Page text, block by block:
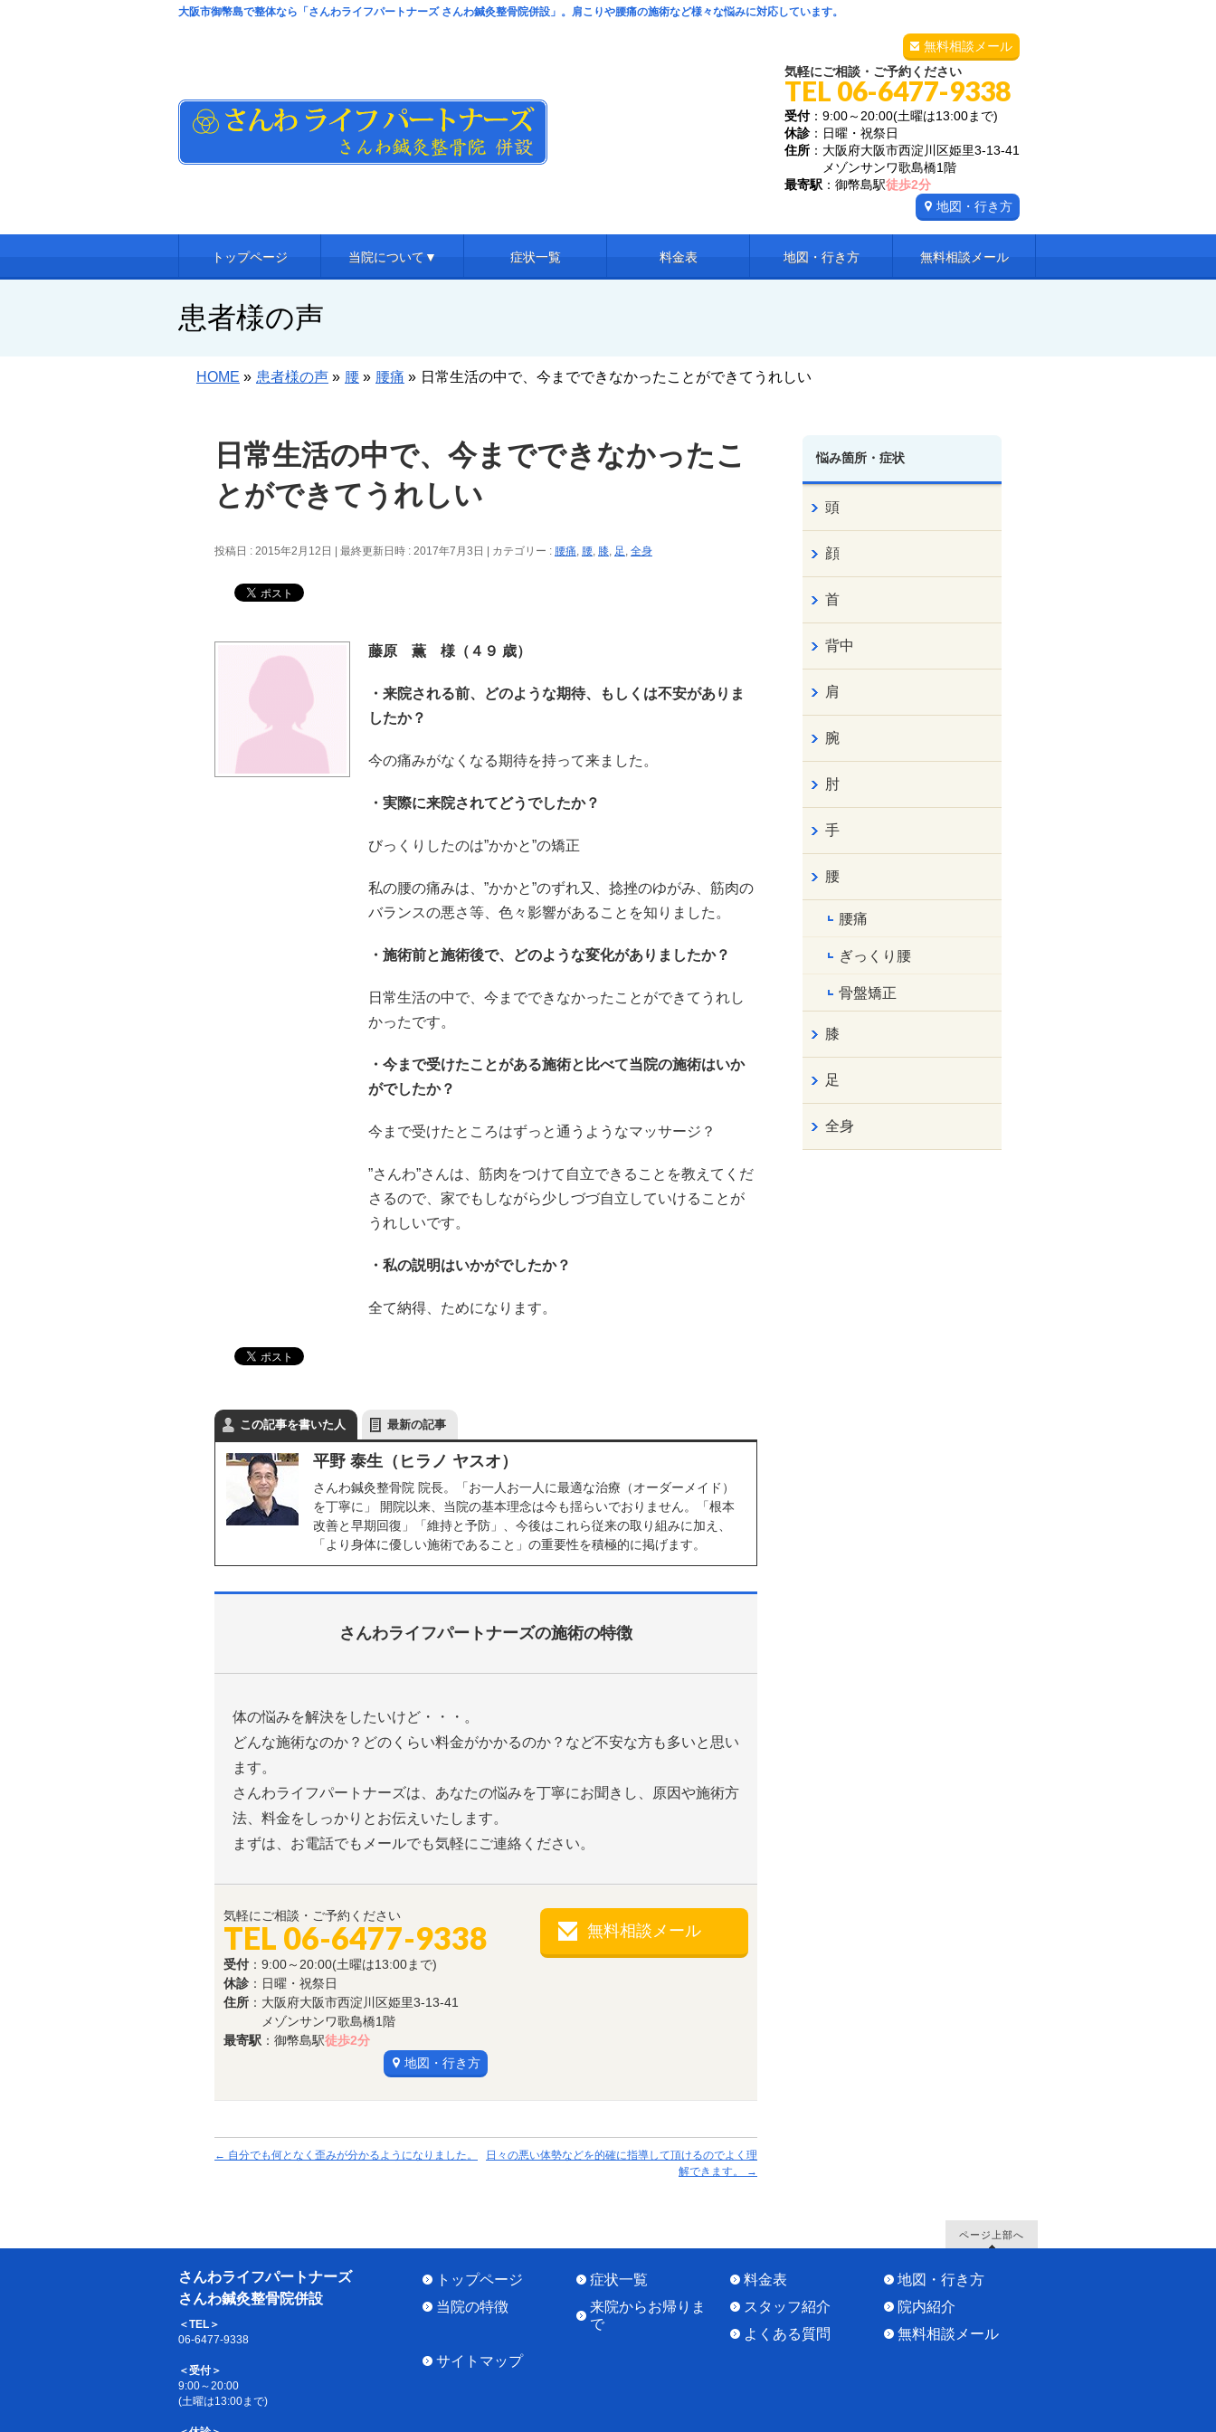
大阪市御幣島で整体なら「さんわライフパートナーズ さんわ鍼灸整骨院併設」。肩こりや腰痛の施術など様々な悩みに対応しています。
無料相談メール
気軽にご相談・ご予約ください
TEL 06-6477-9338
受付：9:00～20:00(土曜は13:00まで)
休診：日曜・祝祭日
住所 ：大阪府大阪市西淀川区姫里3-13-41
メゾンサンワ歌島橋1階
最寄駅 ：御幣島駅徒歩2分
地図・行き方
トップページ 当院について▼ 症状一覧 料金表 地図・行き方 無料相談メール
患者様の声
HOME » 患者様の声 » 腰 » 腰痛 » 日常生活の中で、今までできなかったことができてうれしい
日常生活の中で、今までできなかったこ
とができてうれしい
投稿日 : 2015年2月12日 最終更新日時 : 2017年7月3日 カテゴリー : 腰痛, 腰, 膝, 足 , 全身
藤原 薫 様（４９ 歳）
・来院される前、どのような期待、もしくは不安がありま
したか？
今の痛みがなくなる期待を持って来ました。
・実際に来院されてどうでしたか？
びっくりしたのは”かかと”の矯正
私の腰の痛みは、”かかと”のずれ又、捻挫のゆがみ、筋肉の
バランスの悪さ等、色々影響があることを知りました。
・施術前と施術後で、どのような変化がありましたか？
日常生活の中で、今までできなかったことができてうれし
かったです。
・今まで受けたことがある施術と比べて当院の施術はいか
がでしたか？
今まで受けたところはずっと通うようなマッサージ？
”さんわ”さんは、筋肉をつけて自立できることを教えてくだ
さるので、家でもしながら少しづづ自立していけることが
うれしいです。
・私の説明はいかがでしたか？
全て納得、ためになります。
この記事を書いた人 最新の記事
平野 泰生（ヒラノ ヤスオ）
さんわ鍼灸整骨院 院長。「お一人お一人に最適な治療（オーダーメイド）
を丁寧に」 開院以来、当院の基本理念は今も揺らいでおりません。「根本
改善と早期回復」「維持と予防」、今後はこれら従来の取り組みに加え、
「より身体に優しい施術であること」の重要性を積極的に掲げます。
さんわライフパートナーズの施術の特徴
体の悩みを解決をしたいけど・・・。
どんな施術なのか？どのくらい料金がかかるのか？など不安な方も多いと思い
ます。
さんわライフパートナーズは、あなたの悩みを丁寧にお聞きし、原因や施術方
法、料金をしっかりとお伝えいたします。
まずは、お電話でもメールでも気軽にご連絡ください。
気軽にご相談・ご予約ください
TEL 06-6477-9338
受付 ：9:00～20:00(土曜は13:00まで)
休診 ：日曜・祝祭日
住所 ：大阪府大阪市西淀川区姫里3-13-41
メゾンサンワ歌島橋1階
最寄駅 ：御幣島駅徒歩2分
地図・行き方
無料相談メール
← 自分でも何となく歪みが分かるようになりました。
日々の悪い体勢などを的確に指導して頂けるのでよく理
解できます。
→
悩み箇所・症状
頭
顔
首
背中
肩
腕
肘
手
腰
腰痛
ぎっくり腰
骨盤矯正
膝
足
全身
ページ上部へ
さんわライフパートナーズ
さんわ鍼灸整骨院併設
＜TEL＞
06-6477-9338
＜受付＞
9:00～20:00
(土曜は13:00まで)
トップページ 症状一覧 料金表
地図・行き方
当院の特徴
来院からお帰りま
で
スタッフ紹介
院内紹介
よくある質問
無料相談メール
サイトマップ